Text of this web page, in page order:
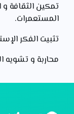
تمكين الثقافة
المستعمرات.
تثبيت الفكر
محاربة و تشويه